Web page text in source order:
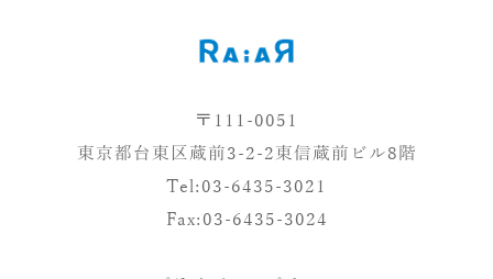
〒111-0051
東京都台 東 区蔵前3-2-2東信蔵前ビル8階
Tel:03-6435-3021
Fax:03-6435-3024